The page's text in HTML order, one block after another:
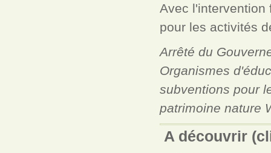
Avec l'intervention
pour les activités
Arrêté du
Organismes
subventions pour
patrimoine nature
A découvrir